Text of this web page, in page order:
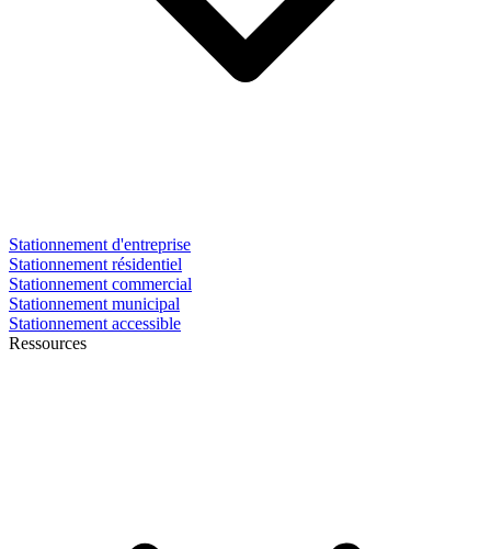
Stationnement d'entreprise
Stationnement résidentiel
Stationnement commercial
Stationnement municipal
Stationnement accessible
Ressources